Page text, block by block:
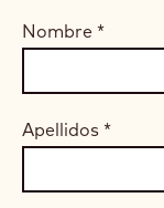
Nombre *
Apellidos *